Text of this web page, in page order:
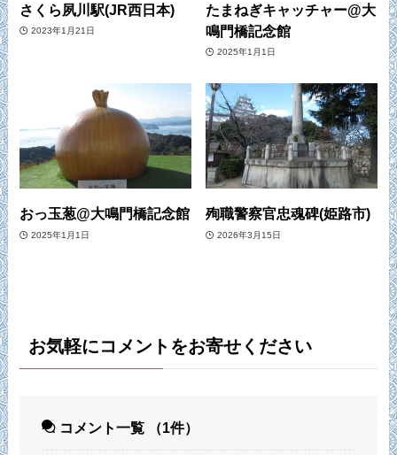
さくら夙川駅(JR西日本)
2023年1月21日
たまねぎキャッチャー@大
鳴門橋記念館
2025年1月1日
おっ玉葱@大鳴門橋記念館
2025年1月1日
殉職警察官忠魂碑(姫路市)
2026年3月15日
お気軽にコメントをお寄せください
コメント一覧 （1件）